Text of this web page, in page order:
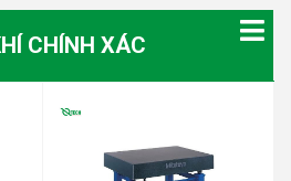
CHÍNH XÁC